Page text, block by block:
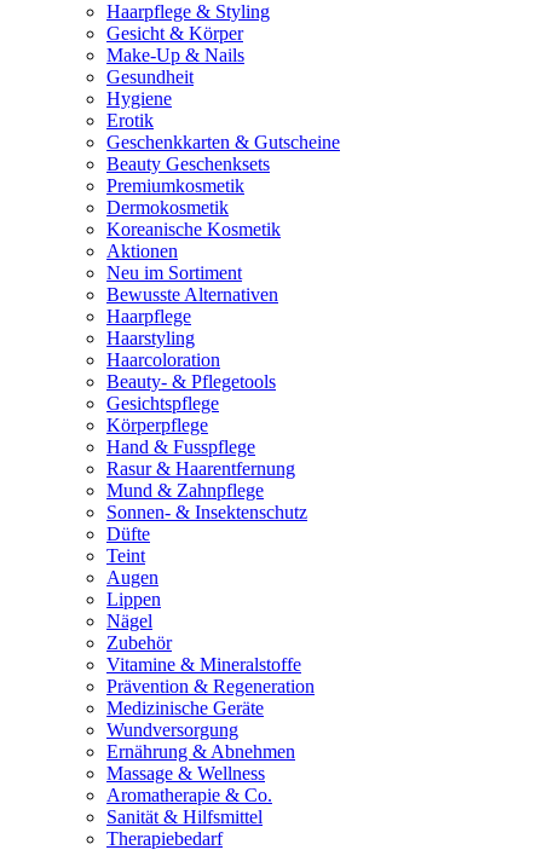
Haarpflege & Styling
Gesicht & Körper
Make-Up & Nails
Gesundheit
Hygiene
Erotik
Geschenkkarten & Gutscheine
Beauty Geschenksets
Premiumkosmetik
Dermokosmetik
Koreanische Kosmetik
Aktionen
Neu im Sortiment
Bewusste Alternativen
Haarpflege
Haarstyling
Haarcoloration
Beauty- & Pflegetools
Gesichtspflege
Körperpflege
Hand & Fusspflege
Rasur & Haarentfernung
Mund & Zahnpflege
Sonnen- & Insektenschutz
Düfte
Teint
Augen
Lippen
Nägel
Zubehör
Vitamine & Mineralstoffe
Prävention & Regeneration
Medizinische Geräte
Wundversorgung
Ernährung & Abnehmen
Massage & Wellness
Aromatherapie & Co.
Sanität & Hilfsmittel
Therapiebedarf